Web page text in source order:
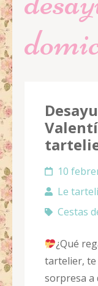
10
Le
Cestas
¿Qué
tartelier,
sorpresa a